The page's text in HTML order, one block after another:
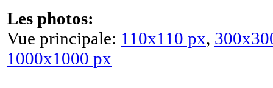
Les photos:
Vue principale: 110x110 px,
1000x1000 px